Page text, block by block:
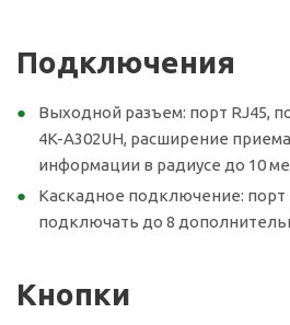
Подключения
Выходной разъем: порт RJ45,
4K-A302UH, расширение
информации в радиусе до 10
Каскадное подключение:
подключать до 8
Кнопки